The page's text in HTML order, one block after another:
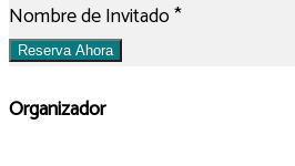
Nombre de Invitado*
Reserva Ahora
Organizador